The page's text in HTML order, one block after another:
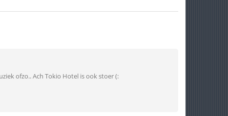
ofzo.. Ach Tokio Hotel is ook stoer (: